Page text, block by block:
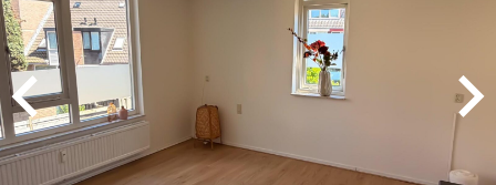
9 MEVROUW A. WIJNA
Wij zouden Charles Nagelkerke zeker
aanbevelen als makelaar. Hij geeft goede
adviezen, is zeer punctueel en betrouwbaar.